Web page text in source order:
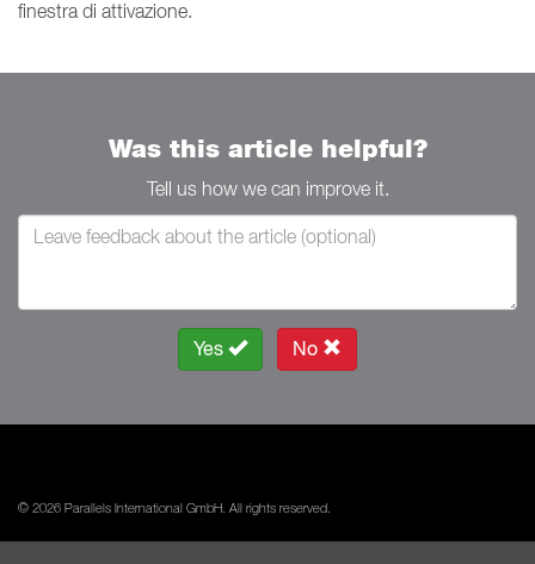
finestra di attivazione.
Was this article helpful?
Tell us how we can improve it.
Yes No
© 2026 Parallels International GmbH. All rights reserved.